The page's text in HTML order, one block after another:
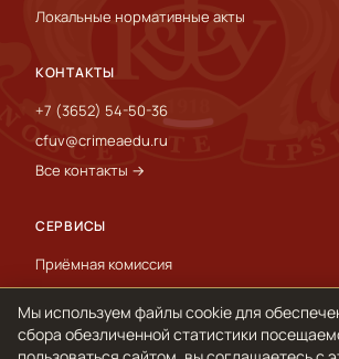
Локальные нормативные акты
КОНТАКТЫ
+7 (3652) 54-50-36
cfuv@crimeaedu.ru
Все контакты →
СЕРВИСЫ
Приёмная комиссия
Пресс-служба
International
Мы используем файлы cookie для
сбора обезличенной статистики